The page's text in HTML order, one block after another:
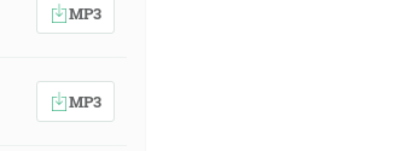
MP3
MP3